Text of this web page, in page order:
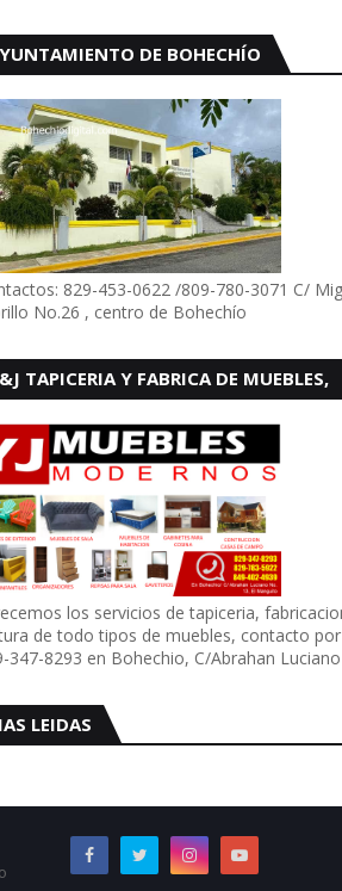
DE BOHECHÍO
829-453-0622 /809-780-3071 C/
No.26 , centro de Bohechío
TAPICERIA Y FABRICA DE MUEBLES,
los servicios de tapiceria,
de todo tipos de muebles, contacto
347-8293 en Bohechio, C/Abrahan
LEIDAS